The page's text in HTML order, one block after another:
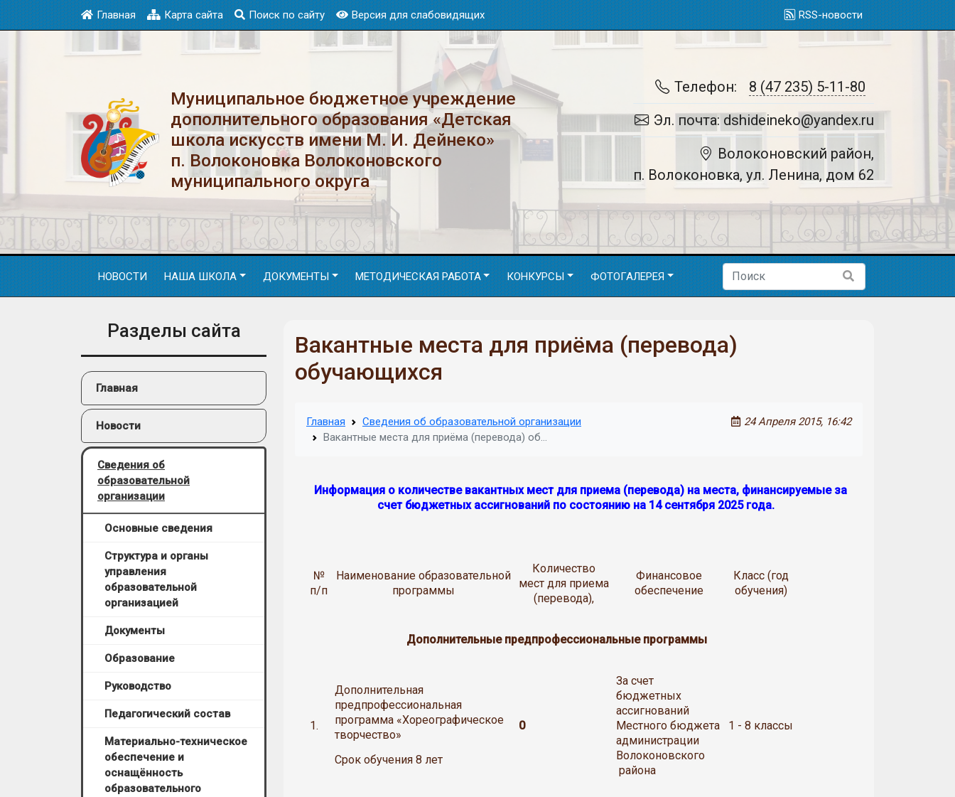
Главная Карта сайта Поиск по сайту Версия для слабовидящих RSS-новости
Муниципальное бюджетное учреждение
дополнительного образования «Детская
школа искусств имени М. И. Дейнеко»
п. Волоконовка Волоконовского
муниципального округа
Телефон:
8 (47 235) 5-11-80
Эл. почта: dshideineko@yandex.ru
Волоконовский район,
п. Волоконовка, ул. Ленина, дом 62
НОВОСТИ НАША ШКОЛА ДОКУМЕНТЫ МЕТОДИЧЕСКАЯ РАБОТА КОНКУРСЫ ФОТОГАЛЕРЕЯ
Разделы сайта
Главная
Новости
Сведения об
образовательной
организации
Основные сведения
Структура и органы
управления
образовательной
организацией
Документы
Образование
Руководство
Педагогический состав
Материально-техническое
обеспечение и
оснащённость
образовательного
Вакантные места для приёма (перевода)
обучающихся
Главная
Сведения об образовательной организации
Вакантные места для приёма (перевода) об…
24 Апреля 2015, 16:42
Информация о количестве вакантных мест для приема (перевода) на места, финансируемые за
счет бюджетных ассигнований по состоянию на 14 сентября 2025 года.
№
п/п
Наименование образовательной
программы
Количество
мест для приема
(перевода),
Финансовое
обеспечение
Класс (год
обучения)
Дополнительные предпрофессиональные программы
1.
Дополнительная
предпрофессиональная
программа «Хореографическое
творчество»
Срок обучения 8 лет
0
За счет
бюджетных
ассигнований
Местного бюджета
администрации
Волоконовского
района
1 - 8 классы